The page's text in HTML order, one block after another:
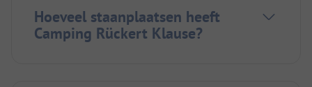
Hoeveel staanplaatsen heeft
Camping Rückert Klause?